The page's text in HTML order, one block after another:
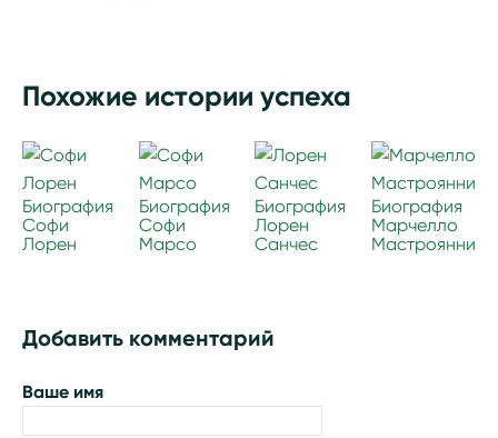
Похожие истории успеха
Биография
Софи
Лорен
Биография
Софи
Марсо
Биография
Лорен
Санчес
Биография
Марчелло
Мастроянни
Добавить комментарий
Ваше имя